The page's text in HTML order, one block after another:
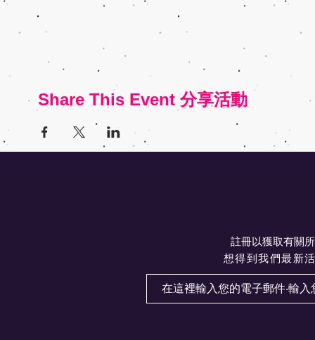
Share This Event 分享活動
註冊以獲取有關
想得到我們最新